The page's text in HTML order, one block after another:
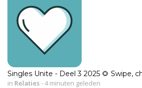
Singles Unite - Deel 3 2025 🌻 Swipe,
in Relaties-4 minuten geleden